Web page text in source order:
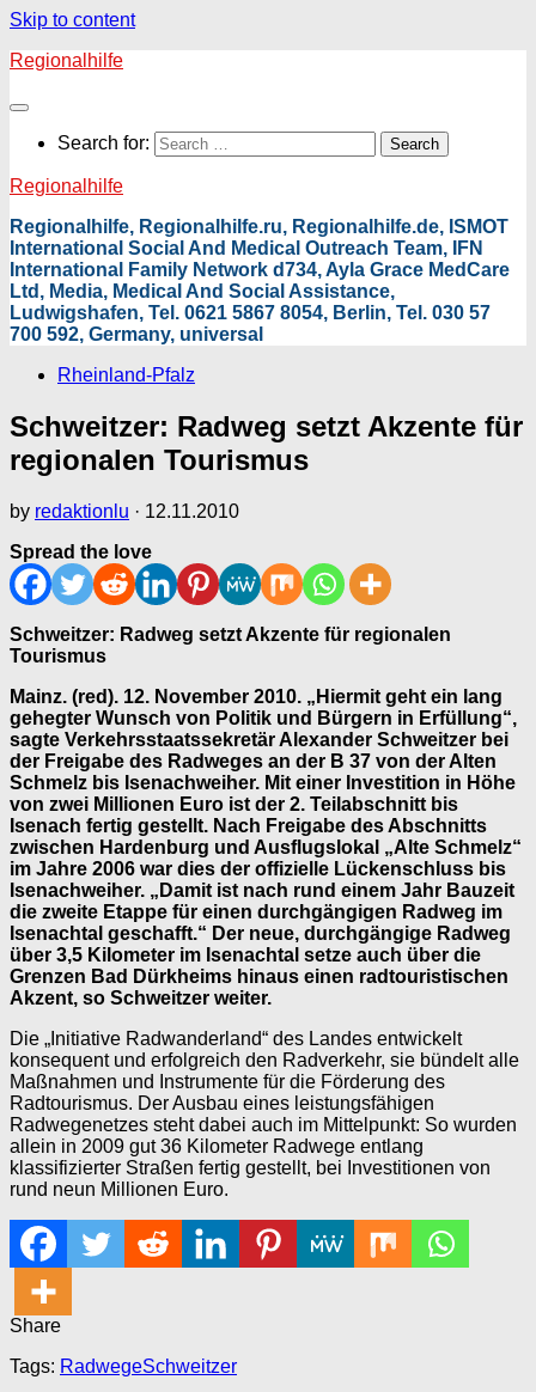
Skip to content
Regionalhilfe
Search for:
Regionalhilfe
Regionalhilfe, Regionalhilfe.ru, Regionalhilfe.de, ISMOT
International Social And Medical Outreach Team, IFN
International Family Network d734, Ayla Grace MedCare
Ltd, Media, Medical And Social Assistance,
Ludwigshafen, Tel. 0621 5867 8054, Berlin, Tel. 030 57
700 592, Germany, universal
Rheinland-Pfalz
Schweitzer: Radweg setzt Akzente für
regionalen Tourismus
by redaktionlu · 12.11.2010
Spread the love
Schweitzer: Radweg setzt Akzente für regionalen
Tourismus
Mainz. (red). 12. November 2010. „Hiermit geht ein lang
gehegter Wunsch von Politik und Bürgern in Erfüllung“,
sagte Verkehrsstaatssekretär Alexander Schweitzer bei
der Freigabe des Radweges an der B 37 von der Alten
Schmelz bis Isenachweiher. Mit einer Investition in Höhe
von zwei Millionen Euro ist der 2. Teilabschnitt bis
Isenach fertig gestellt. Nach Freigabe des Abschnitts
zwischen Hardenburg und Ausflugslokal „Alte Schmelz“
im Jahre 2006 war dies der offizielle Lückenschluss bis
Isenachweiher. „Damit ist nach rund einem Jahr Bauzeit
die zweite Etappe für einen durchgängigen Radweg im
Isenachtal geschafft.“ Der neue, durchgängige Radweg
über 3,5 Kilometer im Isenachtal setze auch über die
Grenzen Bad Dürkheims hinaus einen radtouristischen
Akzent, so Schweitzer weiter.
Die „Initiative Radwanderland“ des Landes entwickelt
konsequent und erfolgreich den Radverkehr, sie bündelt alle
Maßnahmen und Instrumente für die Förderung des
Radtourismus. Der Ausbau eines leistungsfähigen
Radwegenetzes steht dabei auch im Mittelpunkt: So wurden
allein in 2009 gut 36 Kilometer Radwege entlang
klassifizierter Straßen fertig gestellt, bei Investitionen von
rund neun Millionen Euro.
Share
Tags: RadwegeSchweitzer